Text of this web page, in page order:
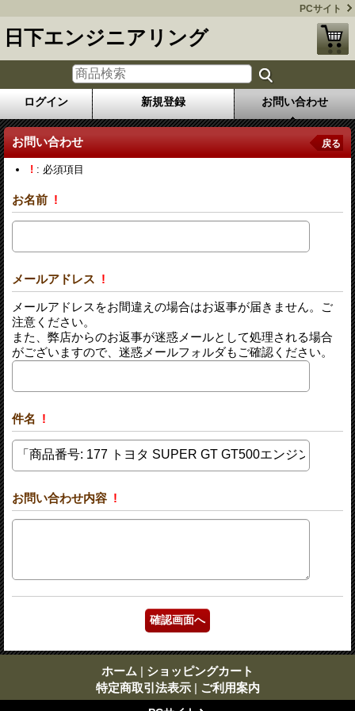
PCサイト
日下エンジニアリング
ログイン 新規登録 お問い合わせ
お問い合わせ 戻る
! : 必須項目
お名前 !
メールアドレス !
メールアドレスをお間違えの場合はお返事が届きません。ご
注意ください。
また、弊店からのお返事が迷惑メールとして処理される場合
がございますので、迷惑メールフォルダもご確認ください。
件名 !
お問い合わせ内容 !
ホーム | ショッピングカート
特定商取引法表示 | ご利用案内